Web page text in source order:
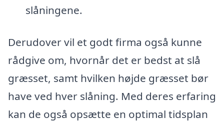
slåningene.
Derudover vil et godt firma også kunne
rådgive om, hvornår det er bedst at slå
græsset, samt hvilken højde græsset bør
have ved hver slåning. Med deres erfaring
kan de også opsætte en optimal tidsplan